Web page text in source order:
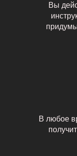
Вы
В любое